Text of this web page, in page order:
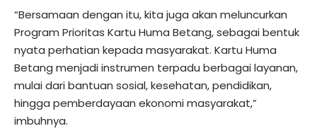
“Bersamaan dengan itu, kita juga akan meluncurkan
Program Prioritas Kartu Huma Betang, sebagai bentuk
nyata perhatian kepada masyarakat. Kartu Huma
Betang menjadi instrumen terpadu berbagai layanan,
mulai dari bantuan sosial, kesehatan, pendidikan,
hingga pemberdayaan ekonomi masyarakat,”
imbuhnya.